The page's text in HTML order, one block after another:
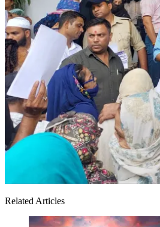
Related Articles